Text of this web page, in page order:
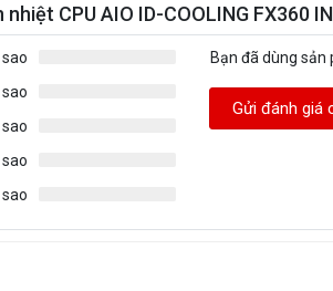
CPU AIO ID-COOLING FX360
sao
sao
Bạn đã dùng sản
Gửi đánh giá